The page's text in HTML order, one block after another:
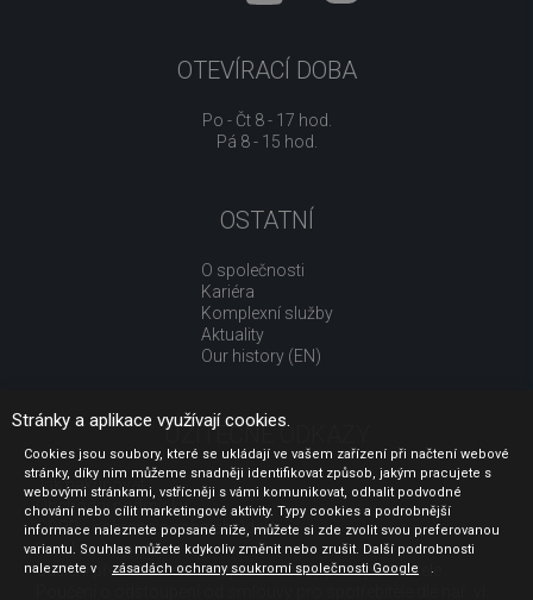
OTEVÍRACÍ DOBA
Po - Čt 8 - 17 hod.
Pá 8 - 15 hod.
OSTATNÍ
O společnosti
Kariéra
Komplexní služby
Aktuality
Our history (EN)
UŽITEČNÉ ODKAZY
Jak nakupovat
Obchodní podmínky
GDPR - ochrana osobních údajů
Profil zadavatele
Sdělení před uzavřením kupní smlouvy pro spotřebitele
Stránky a aplikace využívají cookies.
Cookies jsou soubory, které se ukládají ve vašem zařízení při načtení webové
stránky, díky nim můžeme snadněji identifikovat způsob, jakým pracujete s
webovými stránkami, vstřícněji s vámi komunikovat, odhalit podvodné
chování nebo cílit marketingové aktivity. Typy cookies a podrobnější
informace naleznete popsané níže, můžete si zde zvolit svou preferovanou
variantu. Souhlas můžete kdykoliv změnit nebo zrušit. Další podrobnosti
naleznete v
zásadách ochrany soukromí společnosti Google .